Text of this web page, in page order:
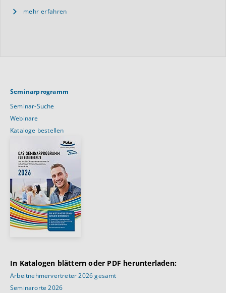
mehr erfahren
Seminarprogramm
Seminar-Suche
Webinare
Kataloge bestellen
In Katalogen blättern oder PDF herunterladen:
Arbeitnehmervertreter 2026 gesamt
Seminarorte 2026